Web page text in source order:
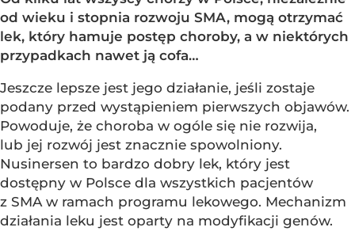
od wieku i stopnia rozwoju SMA, mogą otrzymać
lek, który hamuje postęp choroby, a w niektórych
przypadkach nawet ją cofa…
Jeszcze lepsze jest jego działanie, jeśli zostaje
podany przed wystąpieniem pierwszych objawów.
Powoduje, że choroba w ogóle się nie rozwija,
lub jej rozwój jest znacznie spowolniony.
Nusinersen to bardzo dobry lek, który jest
dostępny w Polsce dla wszystkich pacjentów
z SMA w ramach programu lekowego. Mechanizm
działania leku jest oparty na modyfikacji genów.